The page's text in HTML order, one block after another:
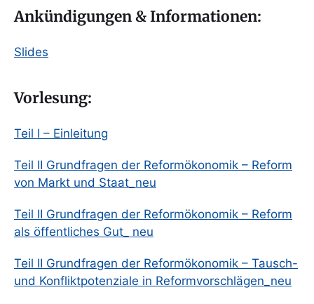
Ankündigungen & Informationen:
Slides
Vorlesung:
Teil I – Einleitung
Teil II Grundfragen der Reformökonomik – Reform
von Markt und Staat_neu
Teil II Grundfragen der Reformökonomik – Reform
als öffentliches Gut_ neu
Teil II Grundfragen der Reformökonomik – Tausch-
und Konfliktpotenziale in Reformvorschlägen_neu